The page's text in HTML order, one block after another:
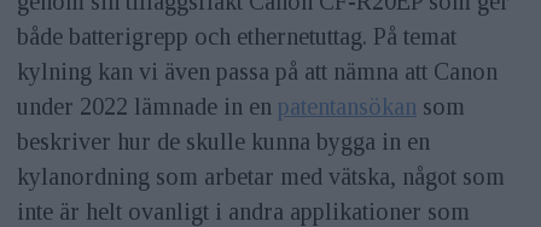
både batterigrepp och ethernetuttag. På temat
kylning kan vi även passa på att nämna att Canon
under 2022 lämnade in en patentansökan som
beskriver hur de skulle kunna bygga in en
kylanordning som arbetar med vätska, något som
inte är helt ovanligt i andra applikationer som